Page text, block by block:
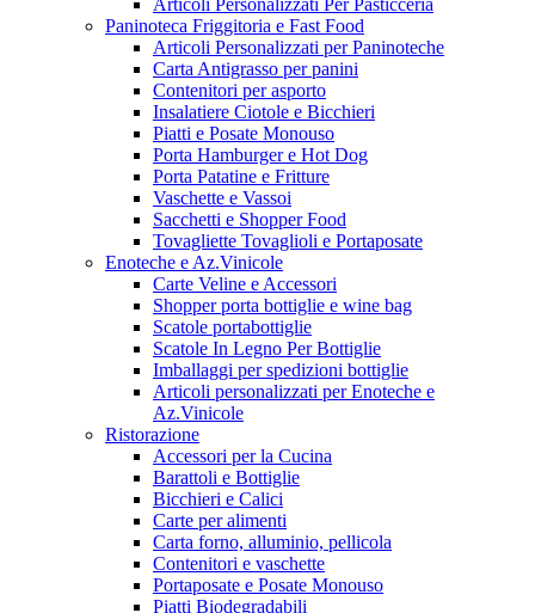
Articoli Personalizzati Per Pasticceria
Paninoteca Friggitoria e Fast Food
Articoli Personalizzati per Paninoteche
Carta Antigrasso per panini
Contenitori per asporto
Insalatiere Ciotole e Bicchieri
Piatti e Posate Monouso
Porta Hamburger e Hot Dog
Porta Patatine e Fritture
Vaschette e Vassoi
Sacchetti e Shopper Food
Tovagliette Tovaglioli e Portaposate
Enoteche e Az.Vinicole
Carte Veline e Accessori
Shopper porta bottiglie e wine bag
Scatole portabottiglie
Scatole In Legno Per Bottiglie
Imballaggi per spedizioni bottiglie
Articoli personalizzati per Enoteche e
Az.Vinicole
Ristorazione
Accessori per la Cucina
Barattoli e Bottiglie
Bicchieri e Calici
Carte per alimenti
Carta forno, alluminio, pellicola
Contenitori e vaschette
Portaposate e Posate Monouso
Piatti Biodegradabili